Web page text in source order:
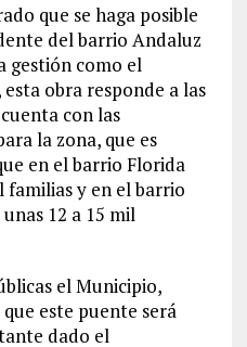
que se haga posible
del barrio Andaluz
gestión como el
obra responde a las
con las
la zona, que es
en el barrio Florida
familias y en el barrio
12 a 15 mil
el Municipio,
este puente será
dado el